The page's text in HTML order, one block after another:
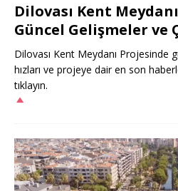
Dilovası Kent
Güncel Gelişmeler ve
Dilovası Kent Meydanı Projesinde
hızları ve projeye dair en son
tıklayın.